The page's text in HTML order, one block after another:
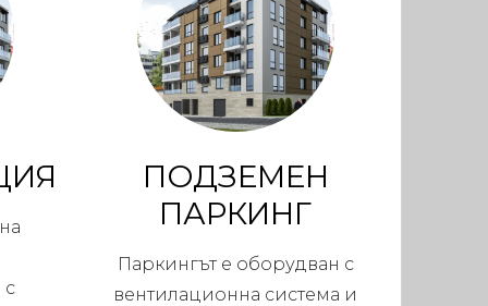
с
ПОДЗЕМЕН
ПАРКИНГ
Паркингът е оборудван с
вентилационна система и